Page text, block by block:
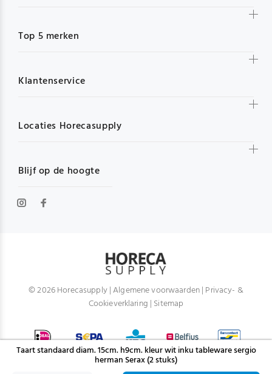
Taart standaard diam. 15cm. h9cm. kleur wit inku tableware sergio
herman Serax (2 stuks)
Blijf op de hoogte
Top 5 merken
Klantenservice
Locaties Horecasupply
© 2026 Horecasupply |Algemene voorwaarden| Privacy- &
Cookieverklaring | Sitemap